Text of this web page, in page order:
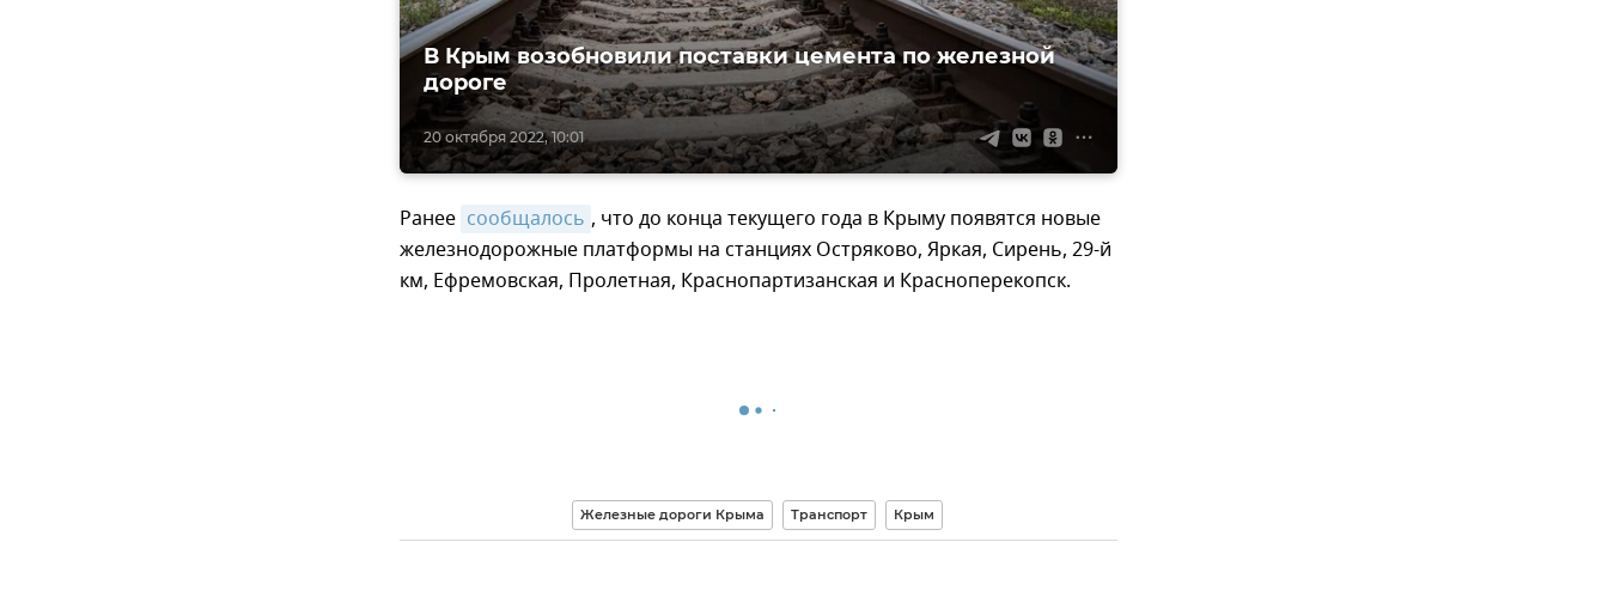
20 октября 2022, 10:01
В Крым возобновили поставки цемента по железной
дороге
Ранее сообщалось , что до конца текущего года в Крыму появятся новые
железнодорожные платформы на станциях Остряково, Яркая, Сирень, 29-й
км, Ефремовская, Пролетная, Краснопартизанская и Красноперекопск.
Железные дороги Крыма Транспорт Крым